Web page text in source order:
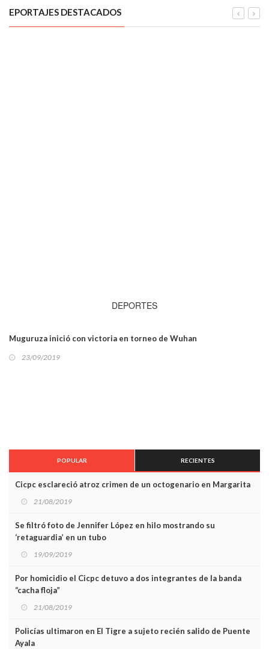
EPORTAJES DESTACADOS
DEPORTES
Muguruza inició con victoria en torneo de Wuhan
23/09/2019
POPULAR RECIENTES
Cicpc esclareció atroz crimen de un octogenario en Margarita
21/08/2019
Se filtró foto de Jennifer López en hilo mostrando su
‘retaguardia’ en un tubo
19/09/2019
Por homicidio el Cicpc detuvo a dos integrantes de la banda
“cacha floja”
21/08/2019
Policías ultimaron en El Tigre a sujeto recién salido de Puente
Ayala